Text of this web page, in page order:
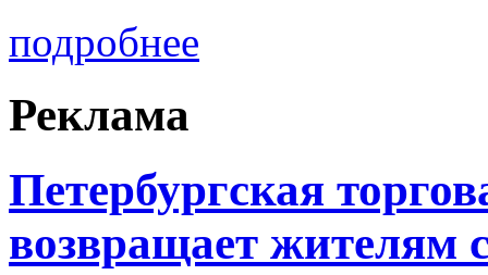
подробнее
Реклама
Петербургская
возвращает жителям